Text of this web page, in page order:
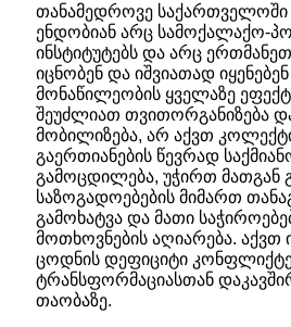
თანამედროვე
ენდობიან არც სამოქალაქო-
ინსტიტუტებს და არც
იცნობენ და იშვიათად
მონაწილეობის ყველაზე
შეუძლიათ თვითორგანიზება
მობილიზება, არ აქვთ
გაერთიანების წევრად
გამოცდილება, უჭირთ მათგან
საზოგადოებების მიმართ
გამოხატვა და მათი
მოთხოვნების აღიარება. აქვთ
ცოდნის დეფიციტი
ტრანსფორმაციასთან
თაობაზე.